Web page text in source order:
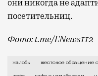
не только в столице.
они никогда не
посетительниц.
Фото: t.me/ENews112
С момента открытия
жалобы жестокое обращение